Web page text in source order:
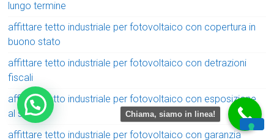
lungo termine
affittare tetto industriale per fotovoltaico con copertura in
buono stato
affittare tetto industriale per fotovoltaico con detrazioni
fiscali
affittare tetto industriale per fotovoltaico con esposizione
al sole
affittare tetto industriale per fotovoltaico con garanzia
Chiama, siamo in linea!